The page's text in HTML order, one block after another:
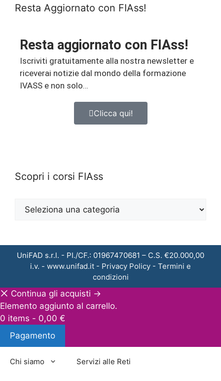
Resta Aggiornato con FIAss!
Resta aggiornato con FIAss!
Iscriviti gratuitamente alla nostra newsletter e
riceverai notizie dal mondo della formazione
IVASS e non solo…
Clicca qui!
Scopri i corsi FIAss
UniFAD s.r.l. - PI./CF.: 01967470681 – C.S. €20.000,00
i.v. - www.unifad.it - Privacy Policy - Termini e
condizioni
Continua gli acquisti →
Elemento aggiunto al carrello.
0 items - 0,00 €
Pagamento
Chi siamo Servizi alle Reti